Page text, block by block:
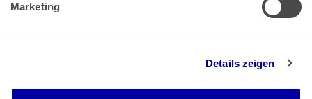
Marketing
Details zeigen
Barrierefreiheit